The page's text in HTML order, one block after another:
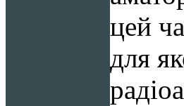
цей
для